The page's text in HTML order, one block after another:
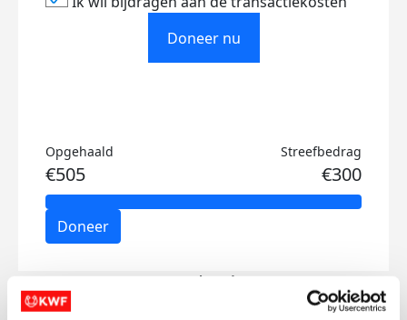
Doneer nu
Opgehaald
€505
Streefbedrag
€300
Doneer
Tess's badges